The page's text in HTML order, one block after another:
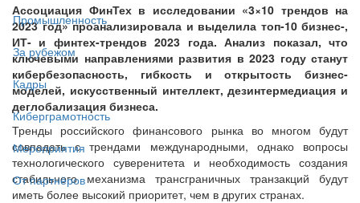
Промышленность
За рубежом
Кадры
Киберграмотность
Мероприятия
От партнёров
Ассоциация ФинТех в исследовании «3×10 трендов на
2023 год» проанализировала и выделила топ-10 бизнес-,
ИТ- и финтех-трендов 2023 года. Анализ показал, что
ключевыми направлениями развития в 2023 году станут
кибербезопасность, гибкость и открытость бизнес-
моделей, искусственный интеллект, дезинтермедиация и
деглобализация бизнеса.
Тренды российского финансового рынка во многом будут
совпадать с трендами международными, однако вопросы
технологического суверенитета и необходимость создания
стабильного механизма трансграничных транзакций будут
иметь более высокий приоритет, чем в других странах.